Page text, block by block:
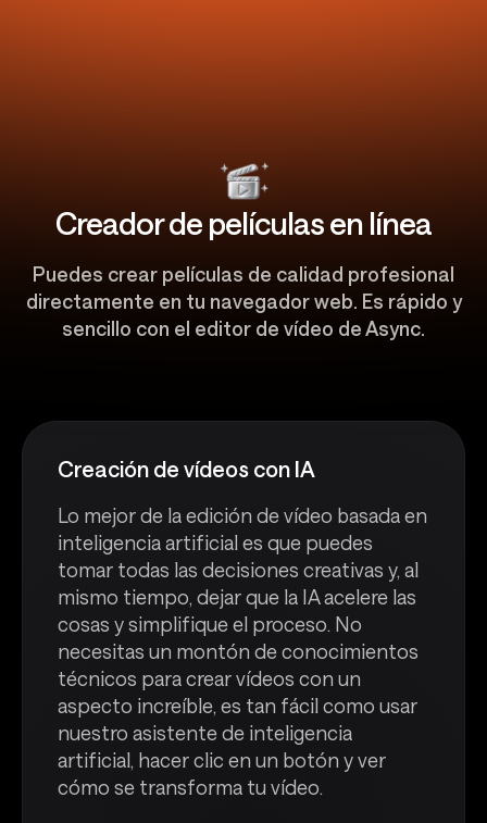
Creador de películas en línea
Puedes crear películas de calidad profesional
directamente en tu navegador web. Es rápido y
sencillo con el editor de vídeo de Async.
Creación de vídeos con IA
Lo mejor de la edición de vídeo basada en
inteligencia artificial es que puedes
tomar todas las decisiones creativas y, al
mismo tiempo, dejar que la IA acelere las
cosas y simplifique el proceso. No
necesitas un montón de conocimientos
técnicos para crear vídeos con un
aspecto increíble, es tan fácil como usar
nuestro asistente de inteligencia
artificial, hacer clic en un botón y ver
cómo se transforma tu vídeo.